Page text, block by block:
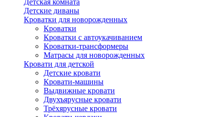
Детская комната
Детские диваны
Кроватки для новорожденных
Кроватки
Кроватки с автоукачиванием
Кроватки-трансформеры
Матрасы для новорожденных
Кровати для детской
Детские кровати
Кровати-машины
Выдвижные кровати
Двухъярусные кровати
Трёхярусные кровати